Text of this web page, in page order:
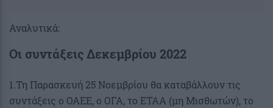
Αναλυτικά:
Οι συντάξεις Δεκεμβρίου 2022
1.Τη Παρασκευή 25 Νοεμβρίου θα καταβάλλουν τις
συντάξεις ο ΟΑΕΕ, ο ΟΓΑ, το ΕΤΑΑ (μη Μισθωτών), το